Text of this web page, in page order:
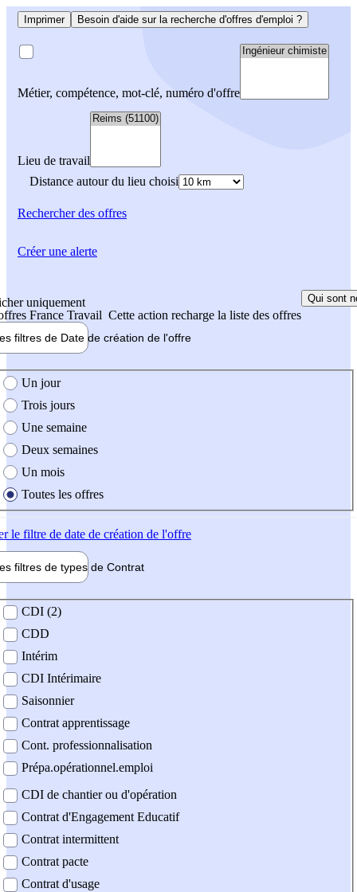
Imprimer Besoin d'aide sur la recherche d'offres d'emploi ?
Métier, compétence, mot-clé, numéro d'offre
Lieu de travail
Distance autour du lieu choisi
Rechercherdes offres
uniquement
France Travail Cette action recharge la liste des offres
Qui sont
filtres de Date de création de l'offre
création de l'offre
Un jour
Trois jours
Une semaine
Deux semaines
Un mois
Toutes les offres
le filtre de date de création de l'offre
filtres de types de Contrat
contrat
CDI (2)
CDD
Intérim
CDI Intérimaire
Saisonnier
Contrat apprentissage
Cont. professionnalisation
Prépa.opérationnel.emploi
CDI de chantier ou d'opération
Contrat d'Engagement Educatif
Contrat intermittent
Contrat pacte
Contrat d'usage
Créer une alerte